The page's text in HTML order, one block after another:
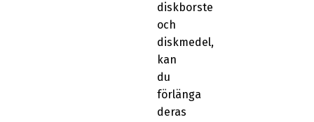
diskborste
och
diskmedel,
kan
du
förlänga
deras